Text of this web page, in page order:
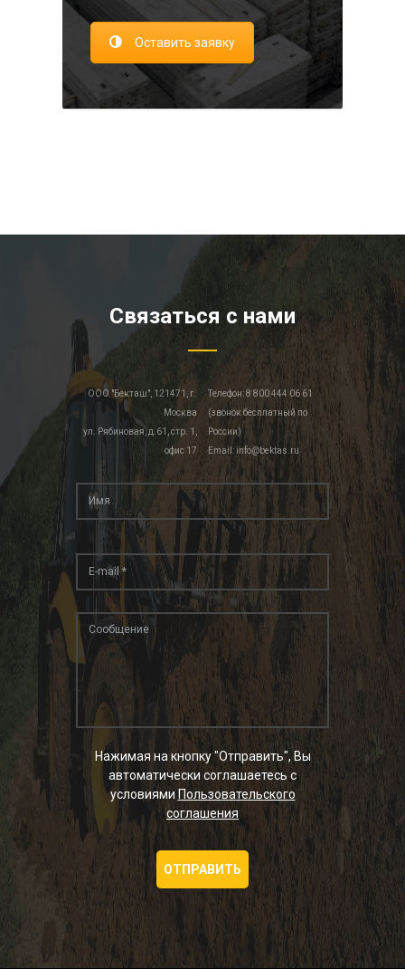
Оставить заявку
Связаться с нами
Телефон: 8 800 444 06 61
(звонок бесплатный по
России)
Email: info@bektas.ru
ООО "Бекташ", 121471, г.
Москва
ул. Рябиновая, д.61, стр. 1,
офис 17
Нажимая на кнопку "Отправить", Вы
автоматически соглашаетесь с
условиями Пользовательского
соглашения
ОТПРАВИТЬ